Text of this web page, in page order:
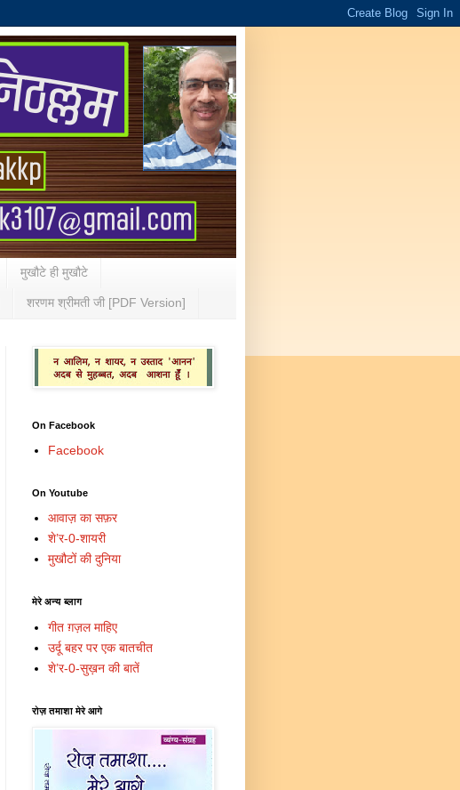
मुखौटे ही मुखौटे
शरणम श्रीमती जी [PDF Version]
On Facebook
Facebook
On Youtube
आवाज़ का सफ़र
शे’र-0-शायरी
मुखौटों की दुनिया
मेरे अन्य ब्लाग
गीत ग़ज़ल माहिए
उर्दू बहर पर एक बातचीत
शे’र-0-सुख़न की बातें
रोज़ तमाशा मेरे आगे